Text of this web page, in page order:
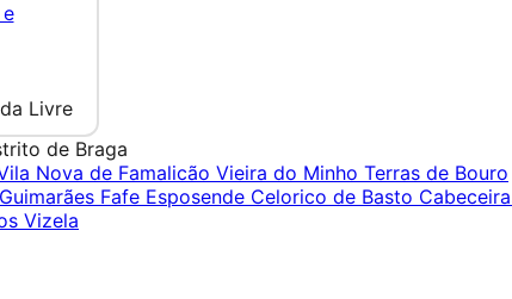
Livre
de Braga
Nova de Famalicão Vieira do Minho Terras de Bouro
Guimarães Fafe Esposende Celorico de Basto
Vizela